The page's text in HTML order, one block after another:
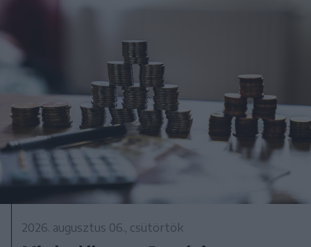
2026. augusztus 06., csütörtök